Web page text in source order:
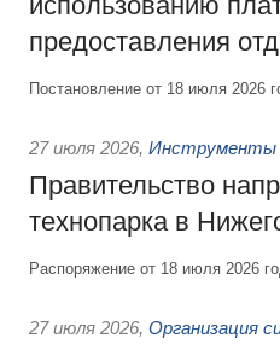
предоставления
Постановление от 18 июля 2026
27 июля 2026, Инструменты
Правительство
технопарка в
Распоряжение от 18 июля 2026
27 июля 2026, Организация